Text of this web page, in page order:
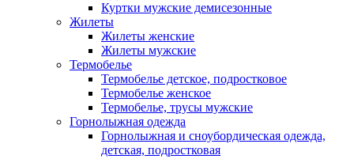
Куртки мужские демисезонные
Жилеты
Жилеты женские
Жилеты мужские
Термобелье
Термобелье детское, подростковое
Термобелье женское
Термобелье, трусы мужские
Горнолыжная одежда
Горнолыжная и сноубордическая одежда,
детская, подростковая